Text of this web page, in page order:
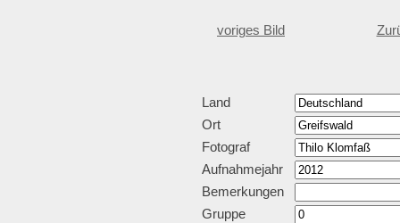
voriges Bild
Land
Ort
Fotograf
Aufnahmejahr
Bemerkungen
Gruppe